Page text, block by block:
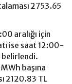
2753.65
aralığı için
ise saat 12:00-
belirlendi.
başına
2120.83 TL